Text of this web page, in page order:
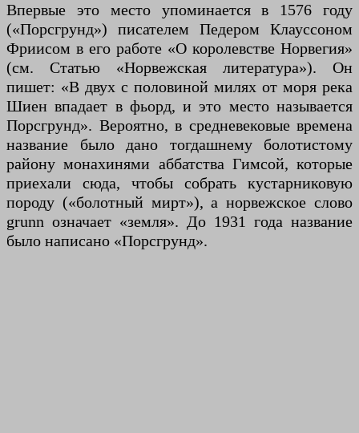
Впервые это место упоминается в 1576 году
(«Порсгрунд») писателем Педером Клауссоном
Фриисом в его работе «О королевстве Норвегия»
(см. Статью «Норвежская литература»). Он
пишет: «В двух с половиной милях от моря река
Шиен впадает в фьорд, и это место называется
Порсгрунд». Вероятно, в средневековые времена
название было дано тогдашнему болотистому
району монахинями аббатства Гимсой, которые
приехали сюда, чтобы собрать кустарниковую
породу («болотный мирт»), а норвежское слово
grunn означает «земля». До 1931 года название
было написано «Порсгрунд».